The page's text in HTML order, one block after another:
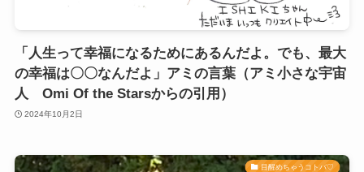
「人生って幸福になるためにあるんだよ。でも、最大
の幸福は〇〇なんだよ」アミの言葉（アミ小さな宇宙
人 Omi Of the Starsからの引用）
2024年10月2日
目醒めちゃうコトバ♡